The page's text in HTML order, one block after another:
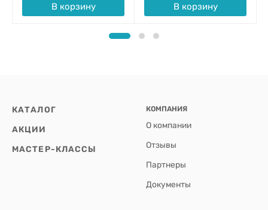
В корзину В корзину
КАТАЛОГ
АКЦИИ
МАСТЕР-КЛАССЫ
КОМПАНИЯ
О компании
Отзывы
Партнеры
Документы